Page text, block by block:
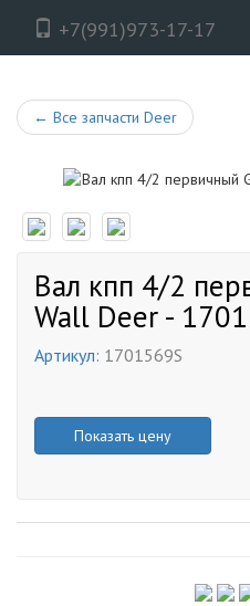
+7(991)973-17-17
← Все запчасти Deer
Вал кпп 4/2
Wall Deer -
Артикул: 1701569S
Показать цену